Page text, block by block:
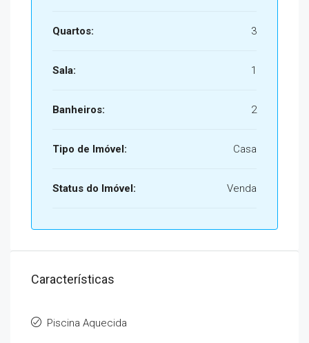
Quartos: 3
Sala: 1
Banheiros: 2
Tipo de Imóvel: Casa
Status do Imóvel: Venda
Características
Piscina Aquecida